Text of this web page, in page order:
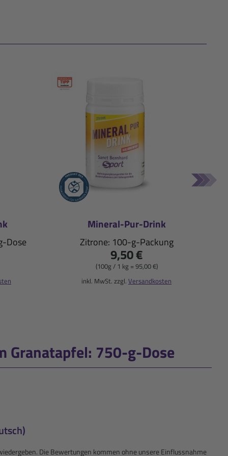
Dose
Mineral-Pur-Drink
Zitrone: 100-g-Packung
9,50 €
(100g / 1 kg = 95,00 €)
inkl. MwSt. zzgl. Versandkosten
Granatapfel: 750-g-Dose
Die Bewertungen kommen ohne unsere Einflussnahme